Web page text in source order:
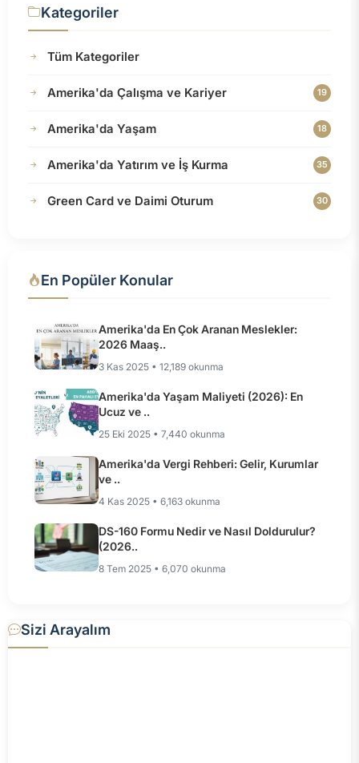
Kategoriler
Tüm Kategoriler
Amerika'da Çalışma ve Kariyer 19
Amerika'da Yaşam 18
Amerika'da Yatırım ve İş Kurma 35
Green Card ve Daimi Oturum 30
En Popüler Konular
Amerika'da En Çok Aranan Meslekler:
2026 Maaş..
3 Kas 2025 • 12,189 okunma
Amerika'da Yaşam Maliyeti (2026): En
Ucuz ve ..
25 Eki 2025 • 7,440 okunma
Amerika'da Vergi Rehberi: Gelir, Kurumlar
ve ..
4 Kas 2025 • 6,163 okunma
DS-160 Formu Nedir ve Nasıl Doldurulur?
(2026..
8 Tem 2025 • 6,070 okunma
Sizi Arayalım